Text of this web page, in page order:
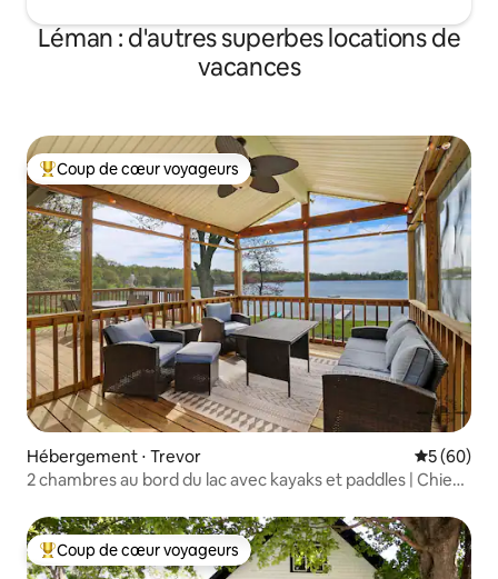
Léman : d'autres superbes locations de
vacances
Coups de cœur voyageurs les plus appréciés
Coup de cœur voyageurs
Hébergement ⋅ Trevor
5 (60)
2 chambres au bord du lac avec kayaks et paddles | Chiens
Coups de cœur voyageurs les plus appréciés
Coup de cœur voyageurs